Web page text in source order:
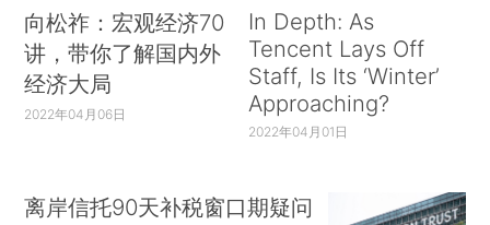
向松祚：宏观经济70
讲，带你了解国内外
经济大局
2022年04月06日
In Depth: As
Tencent Lays Off
Staff, Is Its ‘Winter’
Approaching?
2022年04月01日
离岸信托90天补税窗口期疑问